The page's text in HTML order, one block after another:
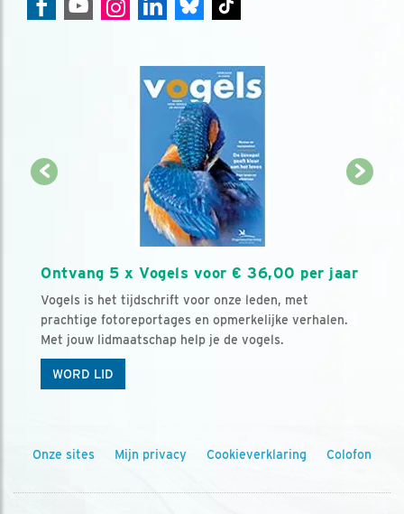
Ontvang 5 x Vogels voor € 36,00 per jaar
Vogels is het tijdschrift voor onze leden, met
prachtige fotoreportages en opmerkelijke verhalen.
Met jouw lidmaatschap help je de vogels.
WORD LID
Onze sites Mijn privacy Cookieverklaring Colofon